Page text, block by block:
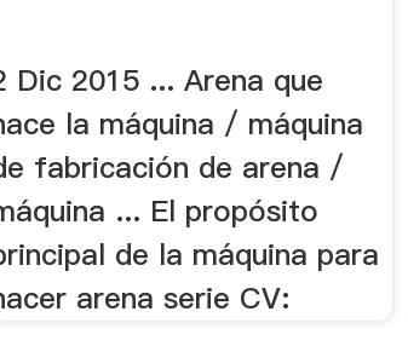
Dic 2015 ... Arena que
la máquina / máquina
fabricación de arena /
... El propósito
de la máquina para
arena serie CV: